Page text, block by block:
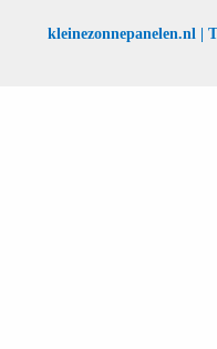
kleinezonnepanelen.nl |